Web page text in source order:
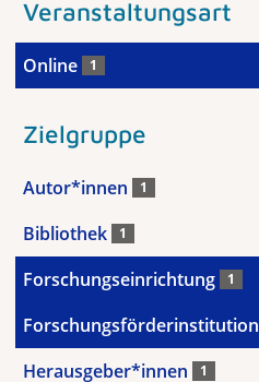
Veranstaltungsart
Online 1
Zielgruppe
Autor*innen 1
Bibliothek 1
Forschungseinrichtung 1
Forschungsförderinstitution
Herausgeber*innen 1